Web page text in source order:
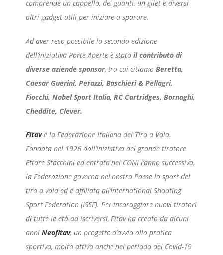
comprende un cappello, dei guanti, un gilet e diversi
altri gadget utili per iniziare a sparare.
Ad aver reso possibile la seconda edizione
dell’iniziativa Porte Aperte è stato il contributo di
diverse aziende sponsor, tra cui citiamo Beretta,
Caesar Guerini, Perazzi, Baschieri & Pellagri,
Fiocchi, Nobel Sport Italia, RC Cartridges, Bornaghi,
Cheddite, Clever.
Fitav è la Federazione Italiana del Tiro a Volo.
Fondata nel 1926 dall’iniziativa del grande tiratore
Ettore Stacchini ed entrata nel CONI l’anno successivo,
la Federazione governa nel nostro Paese lo sport del
tiro a volo ed è affiliata all’International Shooting
Sport Federation (ISSF). Per incoraggiare nuovi tiratori
di tutte le età ad iscriversi, Fitav ha creato da alcuni
anni Neofitav, un progetto d’avvio alla pratica
sportiva, molto attivo anche nel periodo del Covid-19